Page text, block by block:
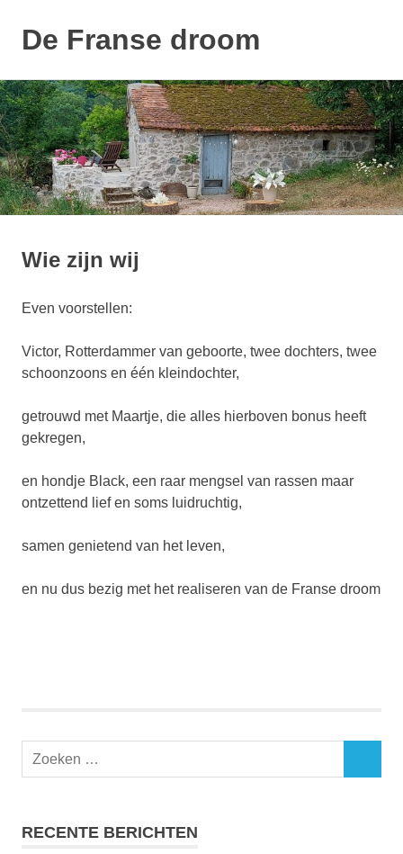
Naar
de
inhoud
springen
De Franse droom
huisje
Wie zijn wij
Even voorstellen:
Victor, Rotterdammer van geboorte, twee dochters, twee
schoonzoons en één kleindochter,
getrouwd met Maartje, die alles hierboven bonus heeft
gekregen,
en hondje Black, een raar mengsel van rassen maar
ontzettend lief en soms luidruchtig,
samen genietend van het leven,
en nu dus bezig met het realiseren van de Franse droom
RECENTE BERICHTEN